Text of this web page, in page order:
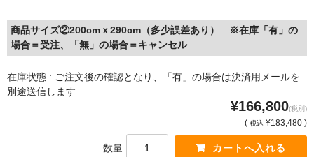
商品サイズ②200cmｘ290cm（多少誤差あり） ※在庫「有」の
場合＝受注、「無」の場合＝キャンセル
在庫状態 : ご注文後の確認となり、「有」の場合は決済用メールを
別途送信します
¥166,800(税別)
( 税込 ¥183,480 )
数量